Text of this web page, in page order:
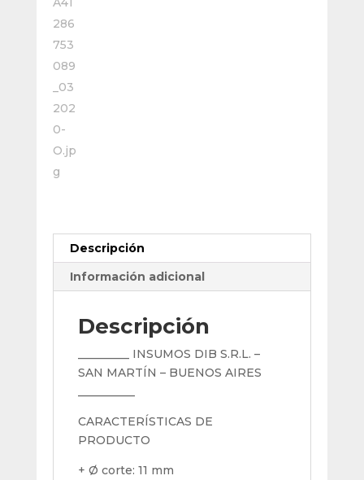
Descripción
Información adicional
Descripción
_________ INSUMOS DIB S.R.L. –
SAN MARTÍN – BUENOS AIRES
CARACTERÍSTICAS DE
PRODUCTO
+ Ø corte: 11 mm